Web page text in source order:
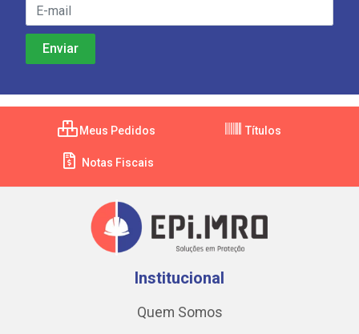
Meus Pedidos Títulos
Notas Fiscais
Institucional
Quem Somos